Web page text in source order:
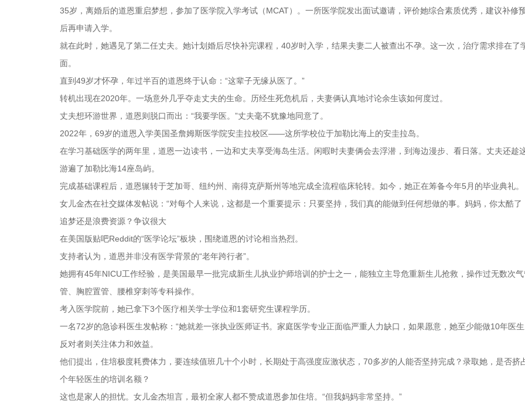
35岁，离婚后的道恩重启梦想，参加了医学院入学考试（MCAT）。一所医学院发出面试邀请，评价她综合素质优秀，建议补修
后再申请入学。
就在此时，她遇见了第二任丈夫。她计划婚后尽快补完课程，40岁时入学，结果夫妻二人被查出不孕。这一次，治疗需求排在了
面。
直到49岁才怀孕，年过半百的道恩终于认命：“这辈子无缘从医了。”
转机出现在2020年。一场意外几乎夺走丈夫的生命。历经生死危机后，夫妻俩认真地讨论余生该如何度过。
丈夫想环游世界，道恩则脱口而出：“我要学医。”丈夫毫不犹豫地同意了。
2022年，69岁的道恩入学美国圣詹姆斯医学院安圭拉校区——这所学校位于加勒比海上的安圭拉岛。
在学习基础医学的两年里，道恩一边读书，一边和丈夫享受海岛生活。闲暇时夫妻俩会去浮潜，到海边漫步、看日落。丈夫还趁
游遍了加勒比海14座岛屿。
完成基础课程后，道恩辗转于芝加哥、纽约州、南得克萨斯州等地完成全流程临床轮转。如今，她正在筹备今年5月的毕业典礼。
女儿金杰在社交媒体发帖说：“对每个人来说，这都是一个重要提示：只要坚持，我们真的能做到任何想做的事。妈妈，你太酷了
追梦还是浪费资源？争议很大
在美国版贴吧Reddit的“医学论坛”板块，围绕道恩的讨论相当热烈。
支持者认为，道恩并非没有医学背景的“老年跨行者”。
她拥有45年NICU工作经验，是美国最早一批完成新生儿执业护师培训的护士之一，能独立主导危重新生儿抢救，操作过无数次
管、胸腔置管、腰椎穿刺等专科操作。
考入医学院前，她已拿下3个医疗相关学士学位和1套研究生课程学历。
一名72岁的急诊科医生发帖称：“她就差一张执业医师证书。家庭医学专业正面临严重人力缺口，如果愿意，她至少能做10年医生
反对者则关注体力和效益。
他们提出，住培极度耗费体力，要连续值班几十个小时，长期处于高强度应激状态，70多岁的人能否坚持完成？录取她，是否挤
个年轻医生的培训名额？
这也是家人的担忧。女儿金杰坦言，最初全家人都不赞成道恩参加住培。“但我妈妈非常坚持。”